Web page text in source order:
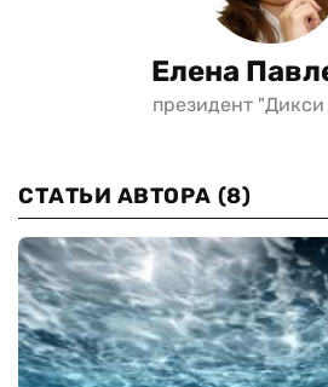
Елена
президент "Дикси
СТАТЬИ АВТОРА (8)